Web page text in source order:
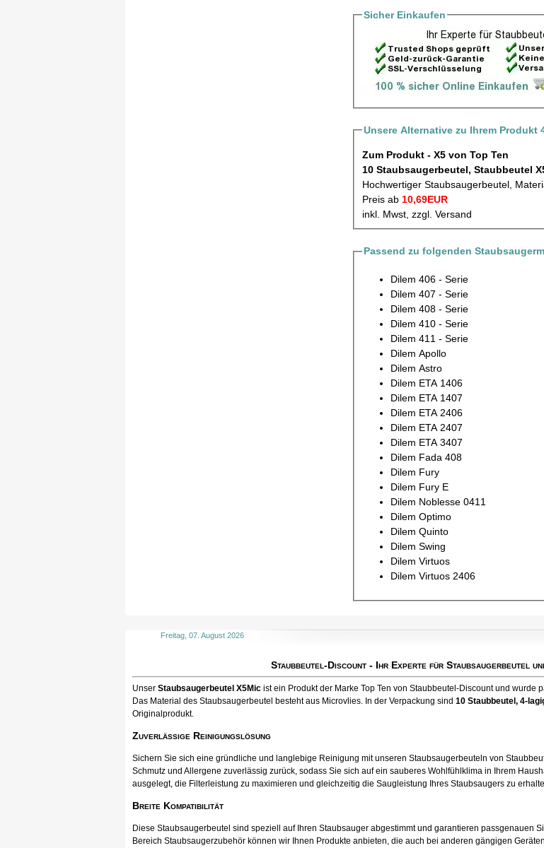
Sicher Einkaufen
Unsere Alternative zu Ihrem Produkt
Zum Produkt - X5 von Top Ten
Hochwertiger Staubsaugerbeutel,
Preis ab 10,69EUR
inkl. Mwst, zzgl. Versand
Passend zu folgenden
Dilem 406 - Serie
Dilem 407 - Serie
Dilem 408 - Serie
Dilem 410 - Serie
Dilem 411 - Serie
Dilem Apollo
Dilem Astro
Dilem ETA 1406
Dilem ETA 1407
Dilem ETA 2406
Dilem ETA 2407
Dilem ETA 3407
Dilem Fada 408
Dilem Fury
Dilem Fury E
Dilem Noblesse 0411
Dilem Optimo
Dilem Quinto
Dilem Swing
Dilem Virtuos
Dilem Virtuos 2406
Freitag, 07. August 2026
Staubbeutel-Discount - Ihr Experte für Staubsaugerbeutel
Unser Staubsaugerbeutel X5Mic ist ein Produkt der Marke Top Ten von Staubbeutel-Discount und wurde
Das Material des Staubsaugerbeutel besteht aus Microvlies. In der Verpackung sind 10 Staubbeutel, 4-
Originalprodukt.
Zuverlässige Reinigungslösung
Sichern Sie sich eine gründliche und langlebige Reinigung mit unseren Staubsaugerbeuteln von
Schmutz und Allergene zuverlässig zurück, sodass Sie sich auf ein sauberes Wohlfühlklima in Ihrem
ausgelegt, die Filterleistung zu maximieren und gleichzeitig die Saugleistung Ihres Staubsaugers zu
Breite Kompatibilität
Diese Staubsaugerbeutel sind speziell auf Ihren Staubsauger abgestimmt und garantieren passgenauen
Bereich Staubsaugerzubehör können wir Ihnen Produkte anbieten, die auch bei anderen gängigen